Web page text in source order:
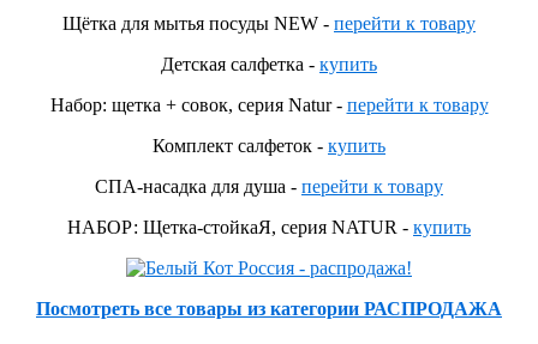
Щётка для мытья посуды NEW - перейти к товару
Детская салфетка - купить
Набор: щетка + совок, серия Natur - перейти к товару
Комплект салфеток - купить
СПА-насадка для душа - перейти к товару
НАБОР: Щетка-стойкаЯ, серия NATUR - купить
Посмотреть все товары из категории РАСПРОДАЖА